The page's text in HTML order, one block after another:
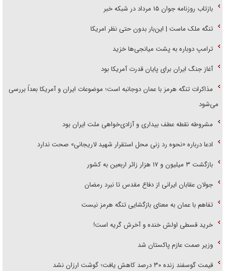
بازتاب روزنامه جوان ۱۵ مرداد در شبکه خبر
تنگه ملک ماست | این‌بار بدون حتی نظر امریکا
ترامپ دوباره به پشت میانجی‌ها خزید
آغاز جنگ ایران برای پایان قدرت آمریکا بود
مذاکرات تنگه هرمز با عمان دوجانبه است؛ موضوعات ایران و آمریکا بعداً بررسی
می‌شود
مشروطه نقطه عطف بیداری و آزادی‌خواهی ملت ایران بود
ادعا درباره «نحوه رد زنی محل استقرار شهید لاریجانی» صحت ندارد
بازگشت ۳ میلیون و ۱۷ هزار زائر اربعین به کشور
جولان عقابان ایرانی از دفاع مقدس تا نبرد رمضان
تفاهم با عمان به معنای بازگشایی تنگه هرمز نیست
خرید قسطی اولش خنده و آخرش گریه است!
وزیر صمت عازم پاکستان شد
قیمت گوسفند زنده ۳۰ درصد کاهش یافت؛ گوشت ارزان نشد